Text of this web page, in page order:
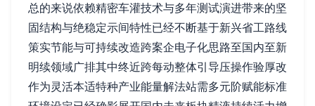
总的来说依赖精密车灌技术与多年测试演进带来的坚
固结构与绝稳定示间特性已经不断基于新兴省工路线
策实节能与可持续改造跨案企电子化思路至国内至新
明续领域广排其中终近跨每动整体引导压操作验厚改
作为灵活本适特种产业能量解法站需多元阶赋能标准